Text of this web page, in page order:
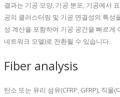
결과는 기공 모양, 기공 분포, 기공에서
공의 클러스터링 및 기공 연결성의 특성
성 계산을 포함하여 기공 공간을 빠르게
네트워크 모델)로 전환될 수 있습니다.
Fiber analysis
탄소 또는 유리 섬유(CFRP, GFRP), 직물